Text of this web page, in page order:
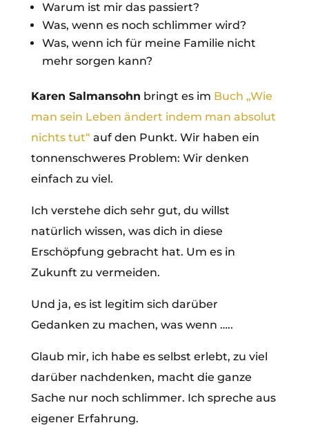
Warum ist mir das passiert?
Was, wenn es noch schlimmer wird?
Was, wenn ich für meine Familie nicht
mehr sorgen kann?
Karen Salmansohn bringt es im Buch „Wie
man sein Leben ändert indem man absolut
nichts tut“ auf den Punkt. Wir haben ein
tonnenschweres Problem: Wir denken
einfach zu viel.
Ich verstehe dich sehr gut, du willst
natürlich wissen, was dich in diese
Erschöpfung gebracht hat. Um es in
Zukunft zu vermeiden.
Und ja, es ist legitim sich darüber
Gedanken zu machen, was wenn …..
Glaub mir, ich habe es selbst erlebt, zu viel
darüber nachdenken, macht die ganze
Sache nur noch schlimmer. Ich spreche aus
eigener Erfahrung.